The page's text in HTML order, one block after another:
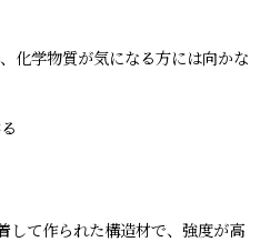
化学物質が気になる方には向かな
して作られた構造材で、強度が高